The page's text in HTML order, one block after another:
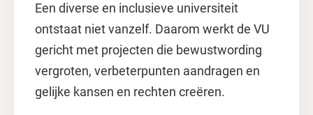
Een diverse en inclusieve universiteit
ontstaat niet vanzelf. Daarom werkt de VU
gericht met projecten die bewustwording
vergroten, verbeterpunten aandragen en
gelijke kansen en rechten creëren.